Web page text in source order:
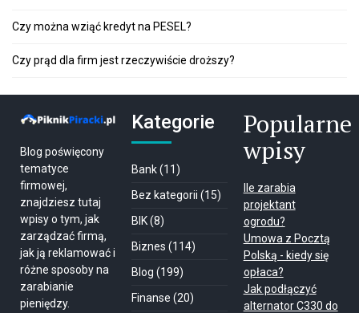
Czy można wziąć kredyt na PESEL?
Czy prąd dla firm jest rzeczywiście droższy?
Blog poświęcony
tematyce
firmowej,
znajdziesz tutaj
wpisy o tym, jak
zarządzać firmą,
jak ją reklamować i
różne sposoby na
zarabianie
pieniędzy.
Kategorie
Bank(11)
Bez kategorii (15)
BIK(8)
Biznes (114)
Blog (199)
Finanse (20)
Popularne
wpisy
Ile zarabia
projektant
ogrodu?
Umowa z Pocztą
Polską - kiedy się
opłaca?
Jak podłączyć
alternator C330 do